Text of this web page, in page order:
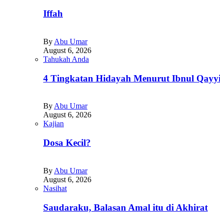
Iffah
By Abu Umar
August 6, 2026
Tahukah Anda
4 Tingkatan Hidayah Menurut Ibnul
ByAbu Umar
August 6, 2026
Kajian
Dosa Kecil?
By Abu Umar
August 6, 2026
Nasihat
Saudaraku, Balasan Amal itu di Akhirat